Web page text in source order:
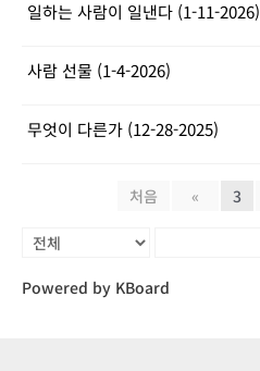
일하는 사람이 일낸다 (1-11-2026)
사람 선물 (1-4-2026)
무엇이 다른가 (12-28-2025)
처음 « 3
Powered by KBoard